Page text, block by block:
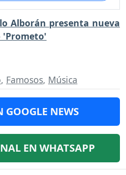
Alborán presenta nueva
'Prometo'
, Famosos, Música
GOOGLE NEWS
EN WHATSAPP